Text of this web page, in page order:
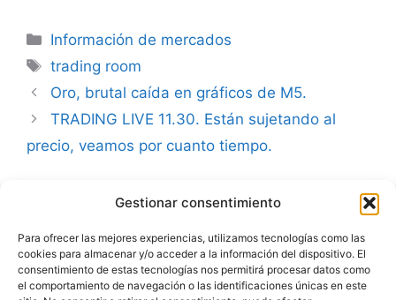
Gestionar consentimiento
Para ofrecer las mejores experiencias, utilizamos tecnologías como las
cookies para almacenar y/o acceder a la información del dispositivo. El
consentimiento de estas tecnologías nos permitirá procesar datos como
el comportamiento de navegación o las identificaciones únicas en este
Categorías
Información de mercados
Etiquetas
trading room
Oro, brutal caída en gráficos de M5.
TRADING LIVE 11.30. Están sujetando al
precio, veamos por cuanto tiempo.
Advertencia
Política de privacidad